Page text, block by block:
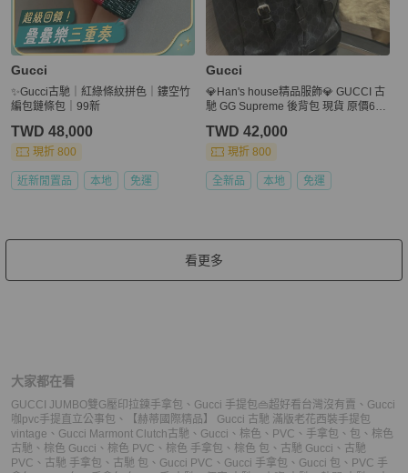
Gucci
✨Gucci古馳｜紅綠條紋拼色｜鏤空竹
編包鏈條包｜99新
TWD 48,000
現折 800
近新閒置品 本地 免運
Gucci
💎Han's house精品服飾💎 GUCCI 古
馳 GG Supreme 後背包 現貨 原價655
TWD 42,000
現折 800
全新品 本地 免運
看更多
大家都在看
GUCCI JUMBO雙G壓印拉鍊手拿包 、 Gucci 手提包👜超好看台灣沒有賣 、 Gucci
咖pvc手提直立公事包 、
【赫蒂國際精品】 Gucci 古馳 滿版老花西裝手提包
vintage 、 Gucci Marmont Clutch古馳 、 Gucci 、 棕色 、 PVC 、 手拿包 、 包 、 棕色
古馳 、 棕色 Gucci 、 棕色 PVC 、 棕色 手拿包 、 棕色 包 、 古馳 Gucci 、 古馳
PVC 、 古馳 手拿包 、 古馳 包 、 Gucci PVC 、 Gucci 手拿包 、 Gucci 包 、 PVC 手